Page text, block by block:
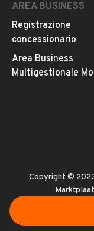
AREA BUSINESS
Registrazione
concessionario
Area Business
Multigestionale
Copyright ©